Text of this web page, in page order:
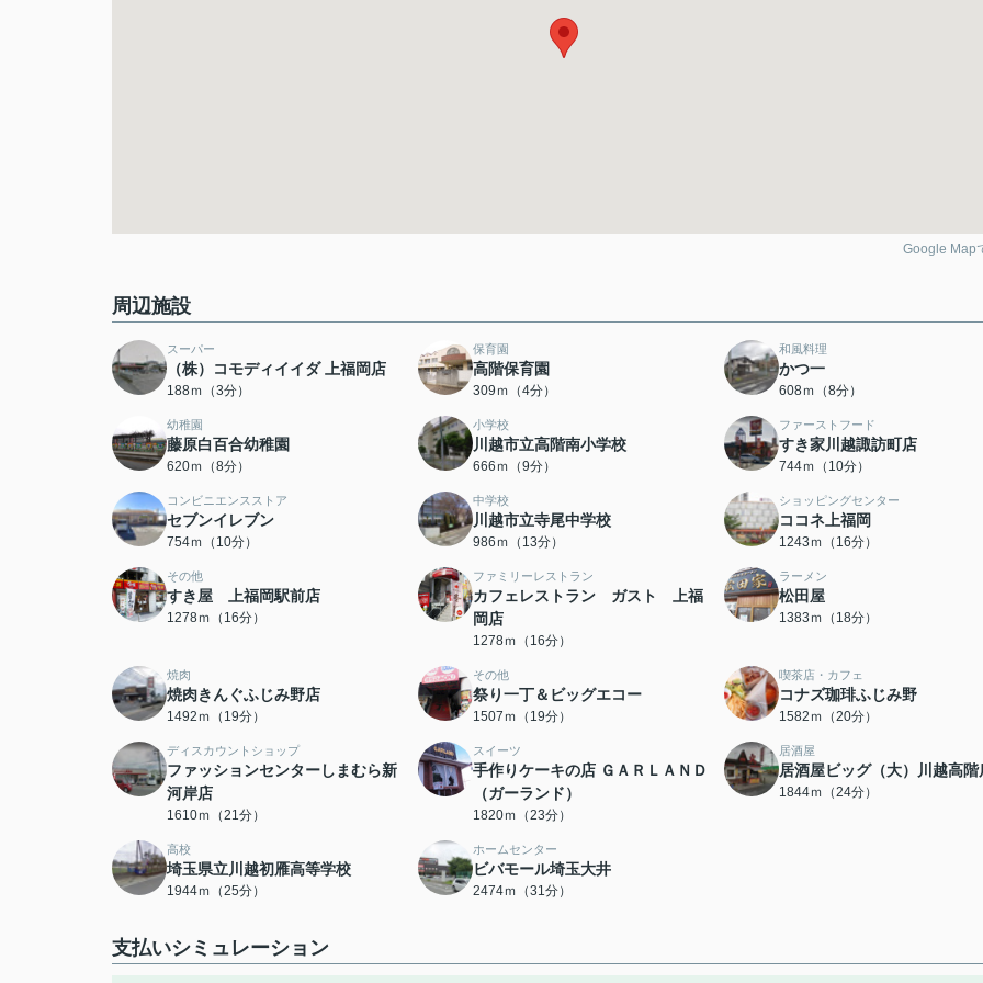
Google Map
周辺施設
スーパー
（株）コモディイイダ 上福岡店
188ｍ（3分）
保育園
高階保育園
309ｍ（4分）
和風料理
かつ一
608ｍ（8分）
幼稚園
藤原白百合幼稚園
620ｍ（8分）
小学校
川越市立高階南小学校
666ｍ（9分）
ファーストフード
すき家川越諏訪町店
744ｍ（10分）
コンビニエンスストア
セブンイレブン
754ｍ（10分）
中学校
川越市立寺尾中学校
986ｍ（13分）
ショッピングセンター
ココネ上福岡
1243ｍ（16分）
その他
すき屋 上福岡駅前店
1278ｍ（16分）
ファミリーレストラン
カフェレストラン ガスト 上福
岡店
1278ｍ（16分）
ラーメン
松田屋
1383ｍ（18分）
焼肉
焼肉きんぐふじみ野店
1492ｍ（19分）
その他
祭り一丁＆ビッグエコー
1507ｍ（19分）
喫茶店・カフェ
コナズ珈琲ふじみ野
1582ｍ（20分）
ディスカウントショップ
ファッションセンターしまむら新
河岸店
1610ｍ（21分）
スイーツ
手作りケーキの店 ＧＡＲＬＡＮＤ
（ガーランド）
1820ｍ（23分）
居酒屋
居酒屋ビッグ（大）川越高階
1844ｍ（24分）
高校
埼玉県立川越初雁高等学校
1944ｍ（25分）
ホームセンター
ビバモール埼玉大井
2474ｍ（31分）
支払いシミュレーション